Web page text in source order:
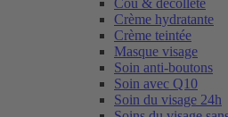
Cou & décolleté
Crème hydratante
Crème teintée
Masque visage
Soin anti-boutons
Soin avec Q10
Soin du visage 24h